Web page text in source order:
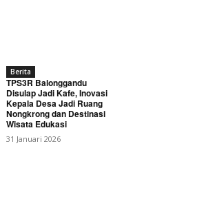
Berita
TPS3R Balonggandu
Disulap Jadi Kafe, Inovasi
Kepala Desa Jadi Ruang
Nongkrong dan Destinasi
Wisata Edukasi
31 Januari 2026